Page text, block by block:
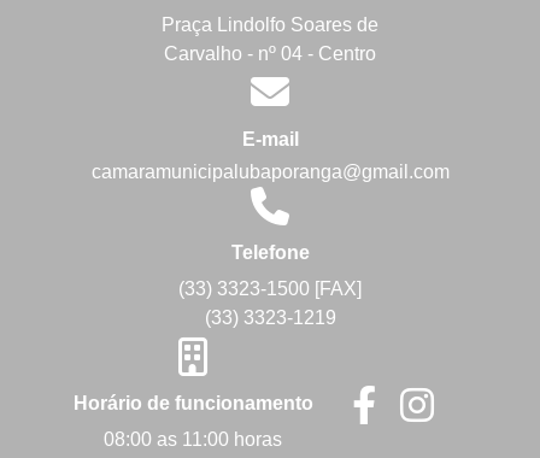
Praça Lindolfo Soares de
Carvalho - nº 04 - Centro
E-mail
camaramunicipalubaporanga@gmail.com
Telefone
(33) 3323-1500 [FAX]
(33) 3323-1219
Horário de funcionamento
08:00 as 11:00 horas